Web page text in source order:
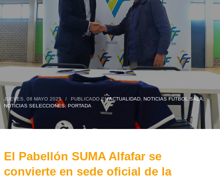
JUEVES, 08 MAYO 2025 / PUBLICADO ENACTUALIDAD, NOTICIAS FÚTBOL SALA,
NOTICIAS SELECCIONES, PORTADA
El Pabellón SUMA Alfafar se
convierte en sede oficial de la